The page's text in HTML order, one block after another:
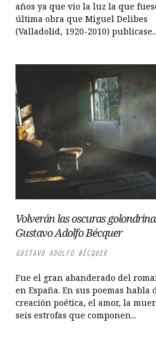
años ya que vio la luz la que
última obra que Miguel Delibes
(Valladolid, 1920-2010)
Volverán las oscuras
Gustavo Adolfo Bécquer
GUSTAVO ADOLFO BÉCQUER
Fue el gran abanderado del
en España. En sus poemas habla
creación poética, el amor, la
seis estrofas que componen...